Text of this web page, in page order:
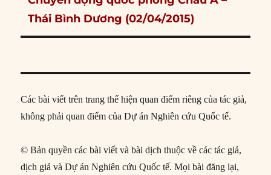
post:
Thái Bình Dương (02/04/2015)
Các bài viết trên trang thể hiện quan điểm riêng của tác giả,
không phải quan điểm của Dự án Nghiên cứu Quốc tế.
© Bản quyền các bài viết và bài dịch thuộc về các tác giả,
dịch giả và Dự án Nghiên cứu Quốc tế. Mọi bài đăng lại,